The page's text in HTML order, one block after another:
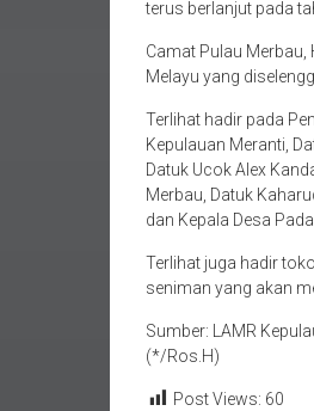
terus berlanjut pada
Camat Pulau
Melayu yang
Terlihat hadir pada
Kepulauan Meranti,
Datuk Ucok Alex
Merbau, Datuk
dan Kepala Desa
Terlihat juga hadir
seniman yang akan
Sumber: LAMR
(*/Ros.H)
Post Views: 60